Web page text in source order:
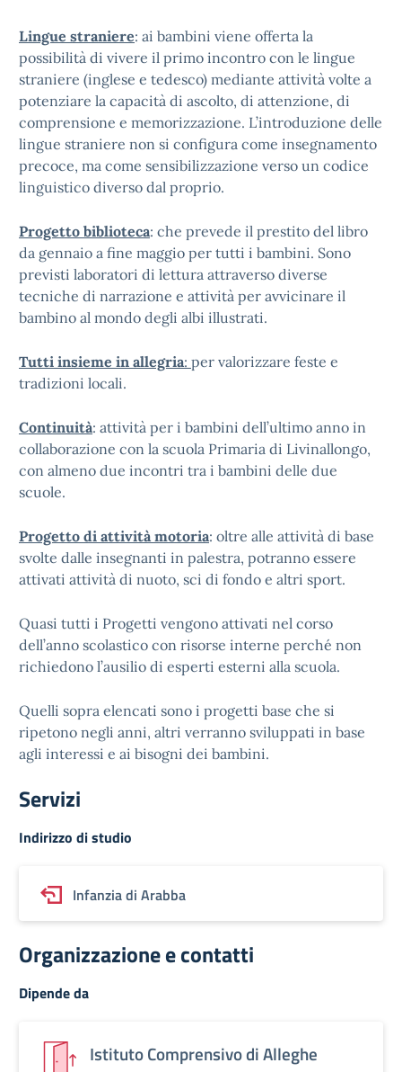
Lingue straniere: ai bambini viene offerta la
possibilità di vivere il primo incontro con le lingue
straniere (inglese e tedesco) mediante attività volte a
potenziare la capacità di ascolto, di attenzione, di
comprensione e memorizzazione. L’introduzione delle
lingue straniere non si configura come insegnamento
precoce, ma come sensibilizzazione verso un codice
linguistico diverso dal proprio.
Progetto biblioteca: che prevede il prestito del libro
da gennaio a fine maggio per tutti i bambini. Sono
previsti laboratori di lettura attraverso diverse
tecniche di narrazione e attività per avvicinare il
bambino al mondo degli albi illustrati.
Tutti insieme in allegria: per valorizzare feste e
tradizioni locali.
Continuità: attività per i bambini dell’ultimo anno in
collaborazione con la scuola Primaria di Livinallongo,
con almeno due incontri tra i bambini delle due
scuole.
Progetto di attività motoria: oltre alle attività di base
svolte dalle insegnanti in palestra, potranno essere
attivati attività di nuoto, sci di fondo e altri sport.
Quasi tutti i Progetti vengono attivati nel corso
dell’anno scolastico con risorse interne perché non
richiedono l’ausilio di esperti esterni alla scuola.
Quelli sopra elencati sono i progetti base che si
ripetono negli anni, altri verranno sviluppati in base
agli interessi e ai bisogni dei bambini.
Servizi
Indirizzo di studio
Infanzia di Arabba
Organizzazione e contatti
Dipende da
Istituto Comprensivo di Alleghe